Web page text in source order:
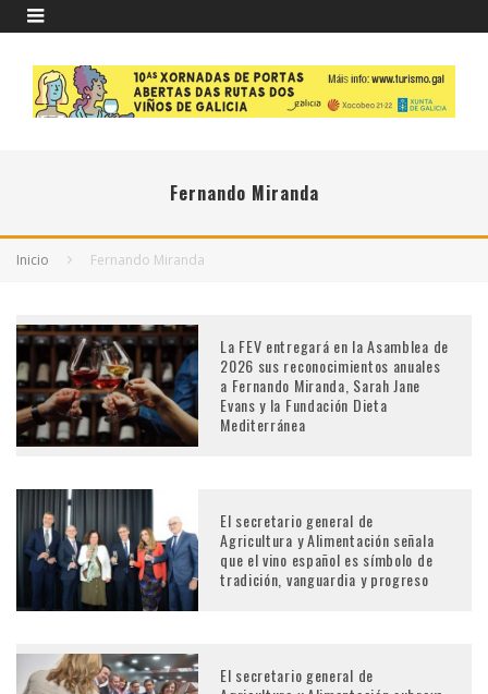
Fernando Miranda
Inicio Fernando Miranda
La FEV entregará en la Asamblea de
2026 sus reconocimientos anuales
a Fernando Miranda, Sarah Jane
Evans y la Fundación Dieta
Mediterránea
El secretario general de
Agricultura y Alimentación señala
que el vino español es símbolo de
tradición, vanguardia y progreso
El secretario general de